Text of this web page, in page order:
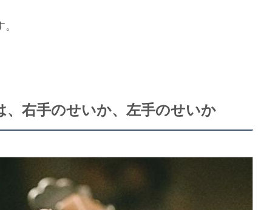
右手のせいか、左手のせいか